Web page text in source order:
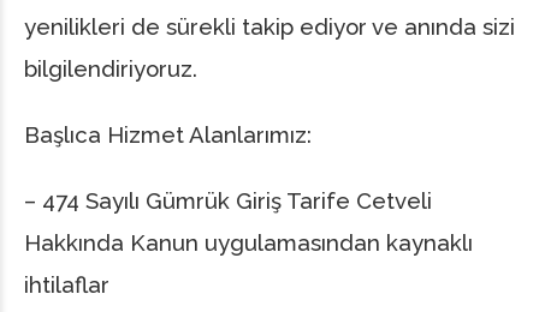
yenilikleri de sürekli takip ediyor ve anında sizi
bilgilendiriyoruz.
Başlıca Hizmet Alanlarımız:
– 474 Sayılı Gümrük Giriş Tarife Cetveli
Hakkında Kanun uygulamasından kaynaklı
ihtilaflar